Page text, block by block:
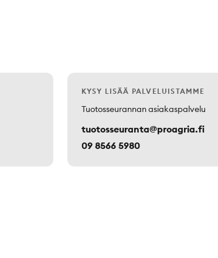
KYSY LISÄÄ PALVELUISTAMME
Tuotosseurannan asiakaspalvelu
tuotosseuranta@proagria.fi
09 8566 5980